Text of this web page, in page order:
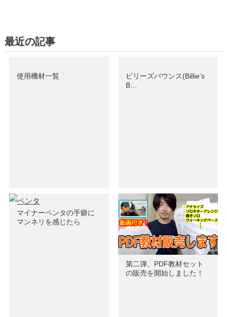
最近の記事
使用機材一覧
ビリーズバウンス(Billie’s
B…
マイナーペンタの手癖に
マンネリを感じたら
第二弾、PDF教材セット
の販売を開始しました！